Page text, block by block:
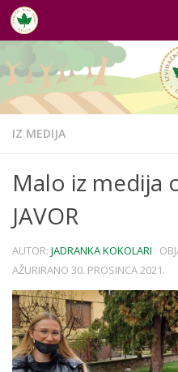
Skip to content
IZ MEDIJA
Malo iz medija
JAVOR
AUTOR: JADRANKA KOKOLARI ·
AŽURIRANO 30. PROSINCA 2021.